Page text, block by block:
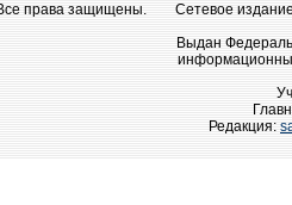
права защищены.
Сетевое
Выдан
Редакция: